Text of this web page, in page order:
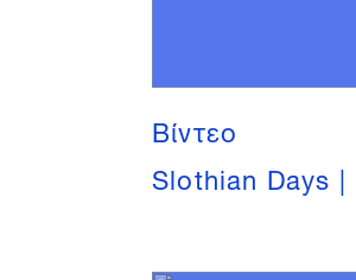
Βίντεο
Slothian Days